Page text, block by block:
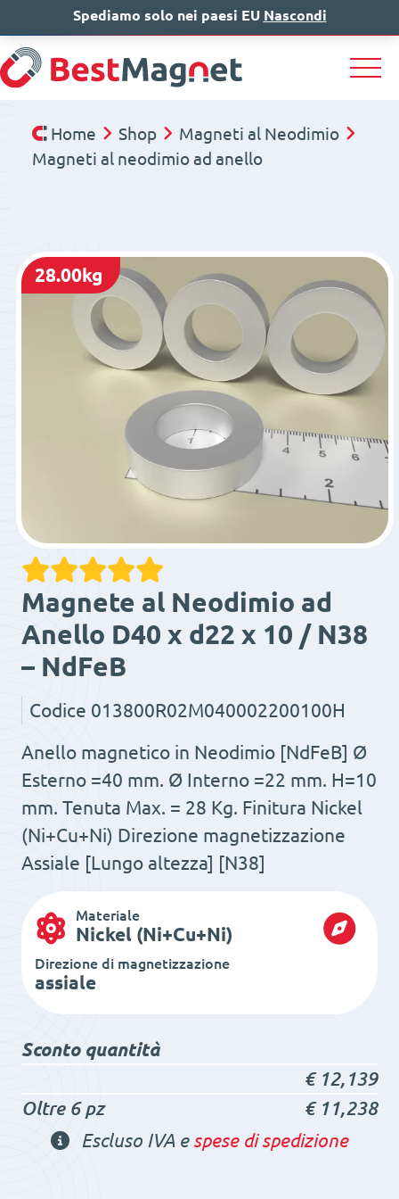
IT EN DE
Home Shop
Magneti al Neodimio
Magneti al neodimio ad anello
28.00kg
Magnete al Neodimio ad
Anello D40 x d22 x 10 / N38
– NdFeB
Codice 013800R02M040002200100H
Anello magnetico in Neodimio [NdFeB] Ø
Esterno =40 mm. Ø Interno =22 mm. H=10
mm. Tenuta Max. = 28 Kg. Finitura Nickel
(Ni+Cu+Ni) Direzione magnetizzazione
Assiale [Lungo altezza] [N38]
Materiale
Nickel (Ni+Cu+Ni)
Direzione di magnetizzazione
assiale
Sconto quantità
€12,139
Oltre 6 pz
€11,238
Escluso IVA e spese di spedizione
Spediamo solo nei paesi EU Nascondi